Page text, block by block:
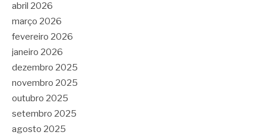
abril 2026
março 2026
fevereiro 2026
janeiro 2026
dezembro 2025
novembro 2025
outubro 2025
setembro 2025
agosto 2025